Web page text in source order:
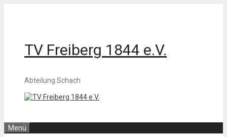
TV Freiberg 1844 e.V.
Abteilung Schach
Menü